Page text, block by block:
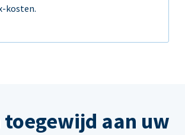
kosten.
toegewijd aan uw